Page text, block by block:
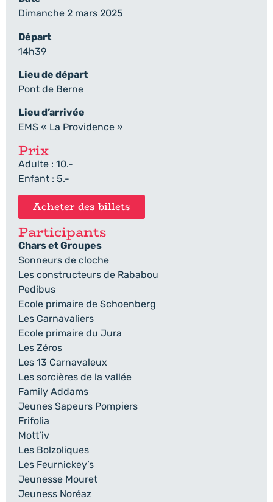
Dimanche 2 mars 2025
Départ
14h39
Lieu de départ
Pont de Berne
Lieu d’arrivée
EMS « La Providence »
Prix
Adulte : 10.-
Enfant : 5.-
Acheter des billets
Participants
Chars et Groupes
Sonneurs de cloche
Les constructeurs de Rababou
Pedibus
Ecole primaire de Schoenberg
Les Carnavaliers
Ecole primaire du Jura
Les Zéros
Les 13 Carnavaleux
Les sorcières de la vallée
Family Addams
Jeunes Sapeurs Pompiers
Frifolia
Mott’iv
Les Bolzoliques
Les Feurnickey’s
Jeunesse Mouret
Jeuness Noréaz